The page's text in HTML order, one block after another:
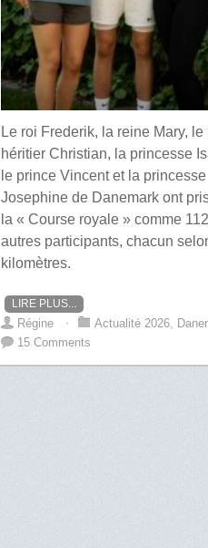
Le roi Frederik, la reine Mary, le
héritier Christian, la princesse
le prince Vincent et la princesse
Josephine de Danemark ont
la « Course royale » comme
autres participants, chacun
kilomètres.
LIRE PLUS...
Régine ⋅ Actualité 2026
15 Comments